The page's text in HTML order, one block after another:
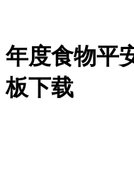
年度食物平
板下载